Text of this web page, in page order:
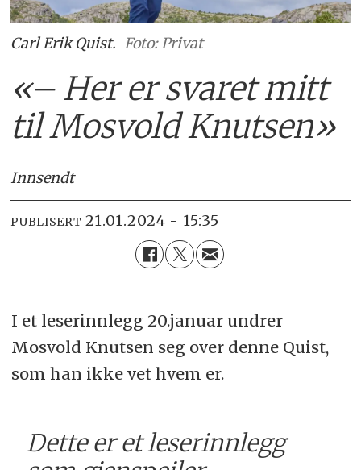
Carl Erik Quist. Foto: Privat
«– Her er svaret mitt
til Mosvold Knutsen»
Innsendt
PUBLISERT 21.01.2024 - 15:35
I et leserinnlegg 20.januar undrer
Mosvold Knutsen seg over denne Quist,
som han ikke vet hvem er.
Dette er et leserinnlegg